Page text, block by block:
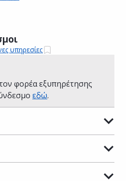
υπηρεσίες
φορέα εξυπηρέτησης
εδώ.